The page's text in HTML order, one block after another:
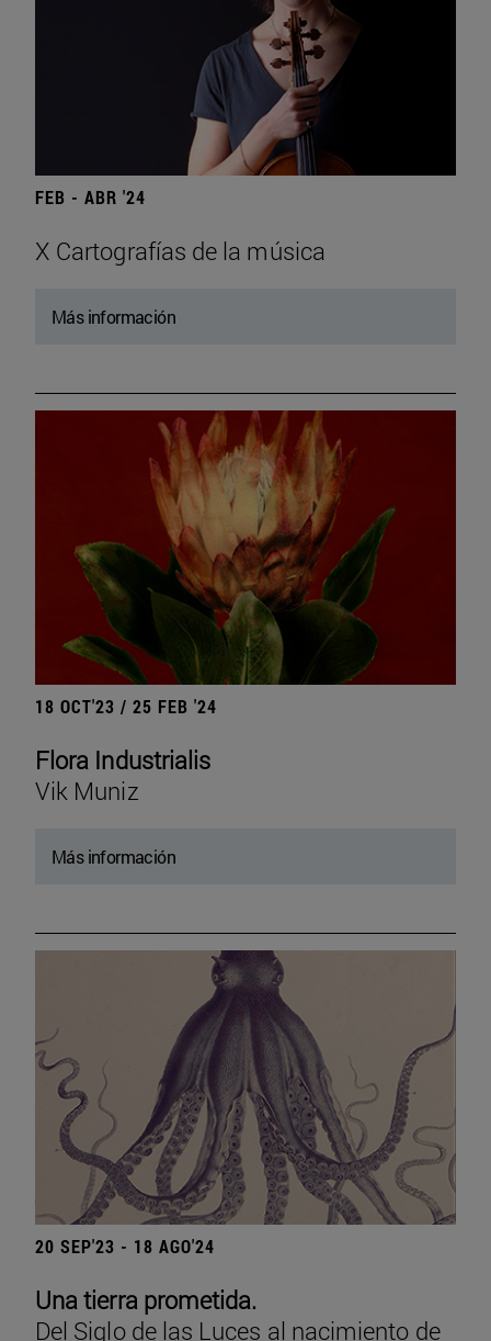
FEB - ABR '24
X Cartografías de la música
Más información
18 OCT'23 / 25 FEB '24
Flora Industrialis
Vik Muniz
Más información
20 SEP'23 - 18 AGO'24
Una tierra prometida.
Del Siglo de las Luces al nacimiento de